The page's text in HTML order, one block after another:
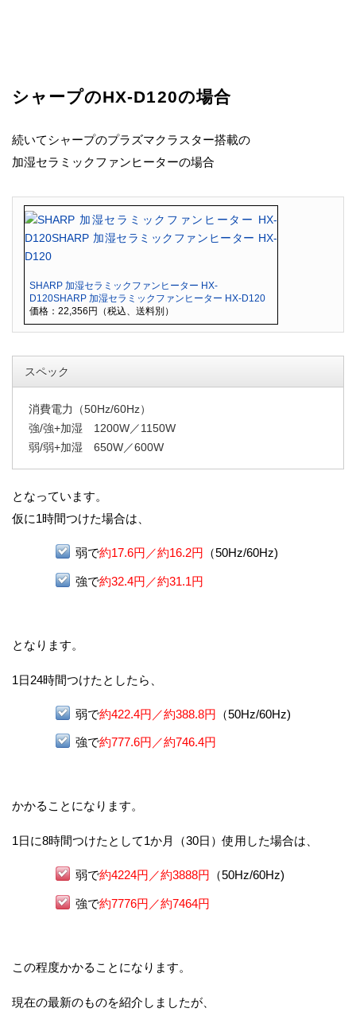
シャープのHX-D120の場合
続いてシャープのプラズマクラスター搭載の
加湿セラミックファンヒーターの場合
SHARP 加湿セラミックファンヒーター HX-
D120SHARP 加湿セラミックファンヒーター HX-D120
価格：22,356円（税込、送料別）
スペック
消費電力（50Hz/60Hz）
強/強+加湿 1200W／1150W
弱/弱+加湿 650W／600W
となっています。
仮に1時間つけた場合は、
弱で約17.6円／約16.2円 （50Hz/60Hz)
強で約32.4円／約31.1円
となります。
1日24時間つけたとしたら、
弱で約422.4円／約388.8円 （50Hz/60Hz)
強で約777.6円／約746.4円
かかることになります。
1日に8時間つけたとして1か月（30日）使用した場合は、
弱で約4224円／約3888円 （50Hz/60Hz)
強で約7776円／約7464円
この程度かかることになります。
現在の最新のものを紹介しましたが、